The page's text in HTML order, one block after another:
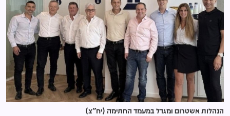
הנהלות אשטרום ומגדל במעמד החתימה (יח"צ)